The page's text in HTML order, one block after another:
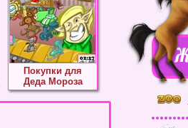
Покупки для
Деда Мороза